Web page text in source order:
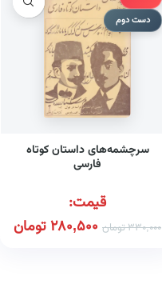
دست دوم
سرچشمه‌های داستان کوتاه
فارسی
قیمت:
330,000تومان 280,500تومان